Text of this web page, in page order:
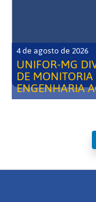
4 de agosto de 2026
UNIFOR-MG
DE
ENGENHARIA